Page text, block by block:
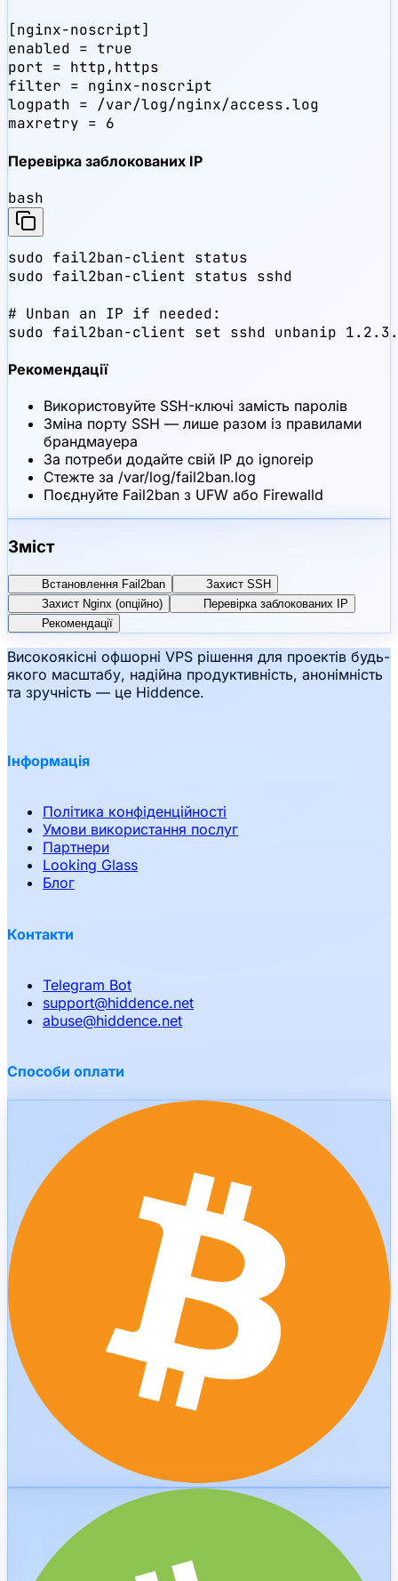
[nginx-noscript]
enabled = true
port = http,https
filter = nginx-noscript
logpath = /var/log/nginx/access.log
maxretry = 6
Перевірка заблокованих IP
bash
sudo fail2ban-client status
sudo fail2ban-client status sshd
# Unban an IP if needed:
sudo fail2ban-client set sshd unbanip
Рекомендації
Використовуйте SSH-ключі замість паролів
Зміна порту SSH — лише разом із правилами
брандмауера
За потреби додайте свій IP до ignoreip
Стежте за /var/log/fail2ban.log
Поєднуйте Fail2ban з UFW або Firewalld
Зміст
Встановлення Fail2ban
Захист SSH
Захист Nginx (опційно)
Перевірка заблокованих IP
Рекомендації
Високоякісні офшорні VPS рішення для проектів будь-
якого масштабу, надійна продуктивність, анонімність
та зручність — це Hiddence.
Інформація
Політика конфіденційності
Умови використання послуг
Партнери
Looking Glass
Блог
Контакти
Telegram Bot
support@hiddence.net
abuse@hiddence.net
Способи оплати